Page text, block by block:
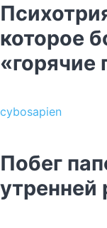
которое
«горячие
cybosapien
Побег
утренней